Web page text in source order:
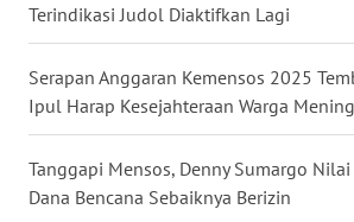
Terindikasi Judol Diaktifkan Lagi
Serapan Anggaran Kemensos 2025
Ipul Harap Kesejahteraan Warga
Tanggapi Mensos, Denny Sumargo
Dana Bencana Sebaiknya Berizin
BENGKULU
WN
LAMPUNG
WN
JATENG